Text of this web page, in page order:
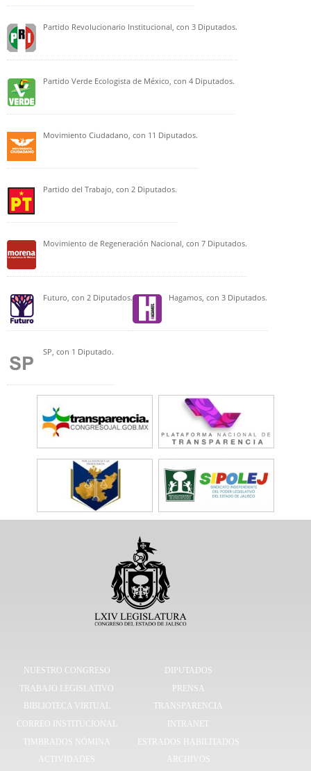
Partido Revolucionario Institucional, con 3 Diputados.
Partido Verde Ecologista de México, con 4 Diputados.
Movimiento Ciudadano, con 11 Diputados.
Partido del Trabajo, con 2 Diputados.
Movimiento de Regeneración Nacional, con 7 Diputados.
Futuro, con 2 Diputados. Hagamos, con 3 Diputados.
SP, con 1 Diputado.
NUESTRO CONGRESO
DIPUTADOS
TRABAJO LEGISLATIVO
PRENSA
BIBLIOTECA VIRTUAL
TRANSPARENCIA
CORREO INSTITUCIONAL
INTRANET
TIMBRADOS NÓMINA
ESTRADOS HABILITADOS
ACTIVIDADES
ARCHIVOS